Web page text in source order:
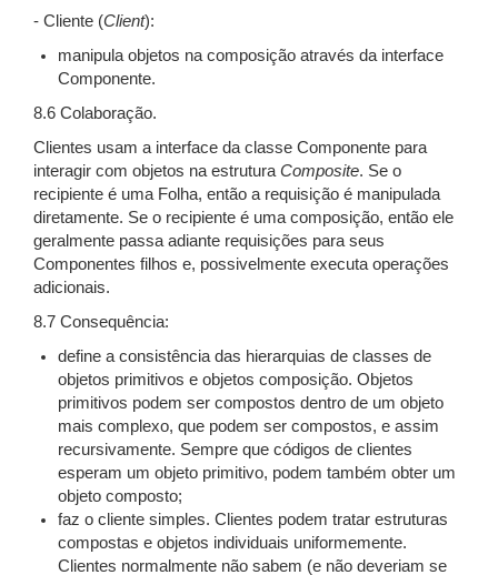
- Cliente (Client):
manipula objetos na composição através da interface
Componente.
8.6 Colaboração.
Clientes usam a interface da classe Componente para
interagir com objetos na estrutura Composite. Se o
recipiente é uma Folha, então a requisição é manipulada
diretamente. Se o recipiente é uma composição, então ele
geralmente passa adiante requisições para seus
Componentes filhos e, possivelmente executa operações
adicionais.
8.7 Consequência:
define a consistência das hierarquias de classes de
objetos primitivos e objetos composição. Objetos
primitivos podem ser compostos dentro de um objeto
mais complexo, que podem ser compostos, e assim
recursivamente. Sempre que códigos de clientes
esperam um objeto primitivo, podem também obter um
objeto composto;
faz o cliente simples. Clientes podem tratar estruturas
compostas e objetos individuais uniformemente.
Clientes normalmente não sabem (e não deveriam se